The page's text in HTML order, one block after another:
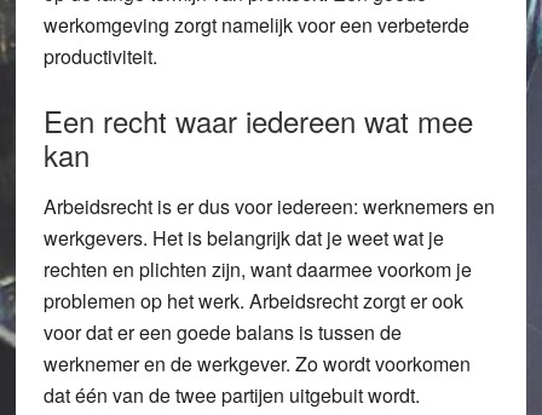
werkomgeving zorgt namelijk voor een verbeterde
productiviteit.
Een recht waar iedereen wat mee
kan
Arbeidsrecht is er dus voor iedereen: werknemers en
werkgevers. Het is belangrijk dat je weet wat je
rechten en plichten zijn, want daarmee voorkom je
problemen op het werk. Arbeidsrecht zorgt er ook
voor dat er een goede balans is tussen de
werknemer en de werkgever. Zo wordt voorkomen
dat één van de twee partijen uitgebuit wordt.